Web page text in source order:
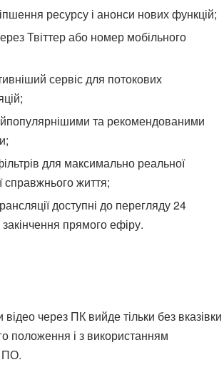
ресурсу і анонси нових функцій;
Твіттер або номер мобільного
сервіс для потокових
та рекомендованими
для максимально реальної
справжнього життя;
доступні до перегляду 24
прямого ефіру.
через ПК вийде тільки без вказівки
положення і з використанням
ПО.